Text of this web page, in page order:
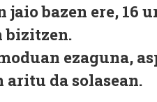
jaio bazen ere, 16
bizitzen.
ezaguna,
da solasean.